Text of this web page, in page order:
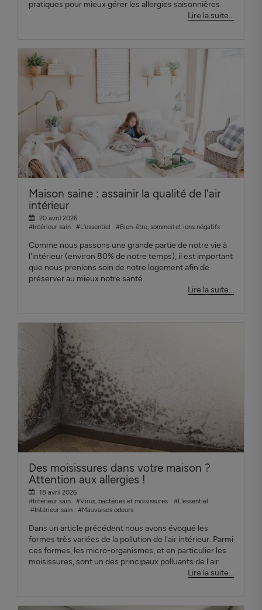
pratiques pour mieux gérer les allergies saisonnières.
Lire la suite...
Maison saine : assainir la qualité de l'air
intérieur
20 avril 2026
#Intérieur sain
#L'essentiel #Bien-être, sommeil et ions négatifs
Comme nous passons une grande partie de notre vie à
l'intérieur (environ 80% de notre temps), il est important
que nous prenions soin de notre logement afin de
préserver au mieux notre santé.
Lire la suite...
Des moisissures dans votre maison ?
Attention aux allergies !
18 avril 2026
#Intérieur sain
#Virus, bactéries et moisissures
#L'essentiel
#Intérieur sain
#Mauvaises odeurs
Dans un article précédent nous avons évoqué les
formes très variées de la pollution de l'air intérieur. Parmi
ces formes, les micro-organismes, et en particulier les
moisissures, sont un des principaux polluants de l'air.
Lire la suite...